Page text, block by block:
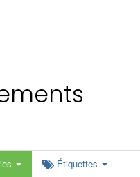
Étiquettes